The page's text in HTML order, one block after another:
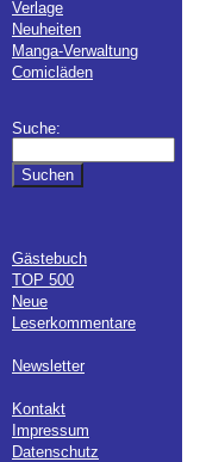
Verlage
Neuheiten
Manga-Verwaltung
Comicläden
Suche:
Gästebuch
TOP 500
Neue
Leserkommentare
Newsletter
Kontakt
Impressum
Datenschutz